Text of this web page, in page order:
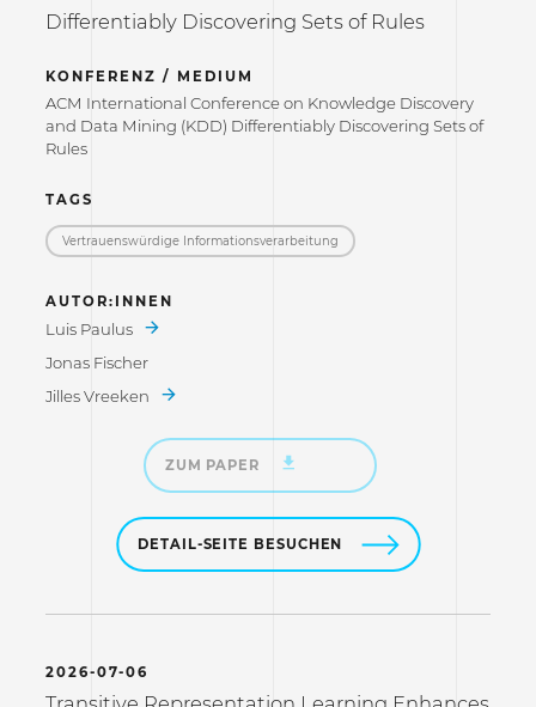
Differentiably Discovering Sets of Rules
KONFERENZ / MEDIUM
ACM International Conference on Knowledge Discovery
and Data Mining (KDD) Differentiably Discovering Sets of
Rules
TAGS
Vertrauenswürdige Informations­verarbeitung
AUTOR:INNEN
Luis Paulus
Jonas Fischer
Jilles Vreeken
ZUM PAPER
DETAIL-SEITE BESUCHEN
2026-07-06